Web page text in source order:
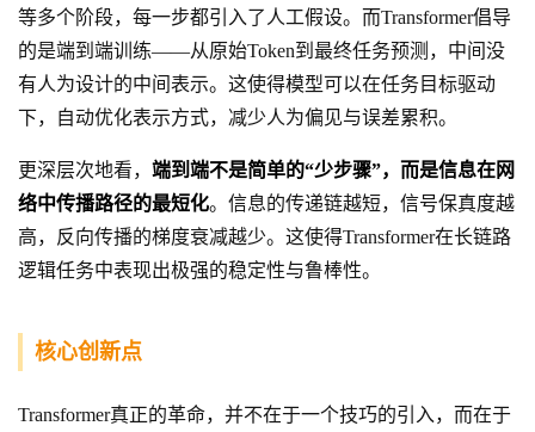
等多个阶段，每一步都引入了人工假设。而Transformer倡导
的是端到端训练——从原始Token到最终任务预测，中间没
有人为设计的中间表示。这使得模型可以在任务目标驱动
下，自动优化表示方式，减少人为偏见与误差累积。
更深层次地看， 端到端不是简单的“少步骤”，而是信息在网
络中传播路径的最短化。信息的传递链越短，信号保真度越
高，反向传播的梯度衰减越少。这使得Transformer在长链路
逻辑任务中表现出极强的稳定性与鲁棒性。
核心创新点
Transformer真正的革命，并不在于一个技巧的引入，而在于